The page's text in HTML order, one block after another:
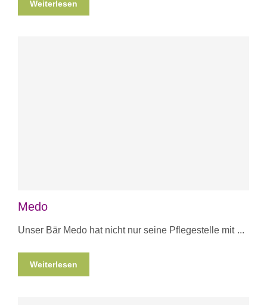
Weiterlesen
Medo
Unser Bär Medo hat nicht nur seine Pflegestelle mit
Weiterlesen